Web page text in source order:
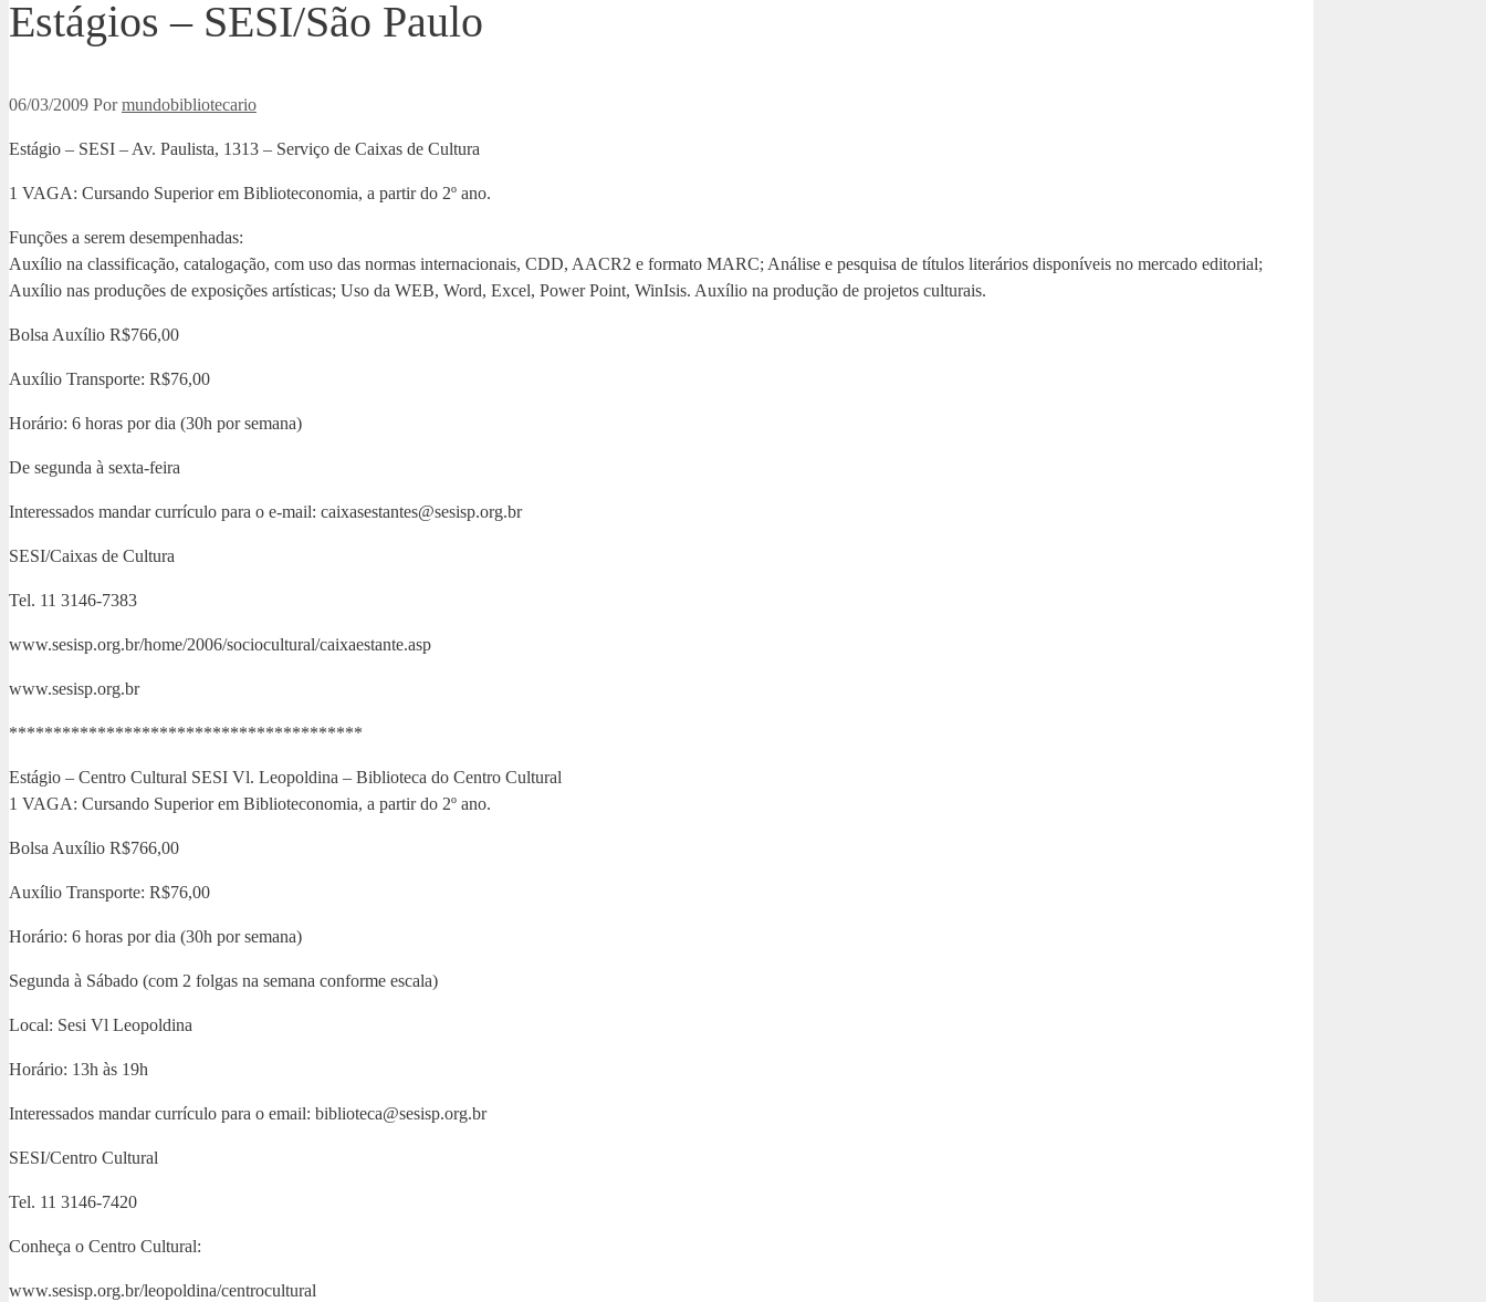
Estágios – SESI/São Paulo
06/03/2009 Pormundobibliotecario
Estágio – SESI – Av. Paulista, 1313 – Serviço de Caixas de Cultura
1 VAGA: Cursando Superior em Biblioteconomia, a partir do 2º ano.
Funções a serem desempenhadas:
Auxílio na classificação, catalogação, com uso das normas internacionais, CDD, AACR2 e formato MARC; Análise e pesquisa de títulos literários disponíveis no mercado editorial;
Auxílio nas produções de exposições artísticas; Uso da WEB, Word, Excel, Power Point, WinIsis. Auxílio na produção de projetos culturais.
Bolsa Auxílio R$766,00
Auxílio Transporte: R$76,00
Horário: 6 horas por dia (30h por semana)
De segunda à sexta-feira
Interessados mandar currículo para o e-mail: caixasestantes@sesisp.org.br
SESI/Caixas de Cultura
Tel. 11 3146-7383
www.sesisp.org.br/home/2006/sociocultural/caixaestante.asp
www.sesisp.org.br
****************************************
Estágio – Centro Cultural SESI Vl. Leopoldina – Biblioteca do Centro Cultural
1 VAGA: Cursando Superior em Biblioteconomia, a partir do 2º ano.
Bolsa Auxílio R$766,00
Auxílio Transporte: R$76,00
Horário: 6 horas por dia (30h por semana)
Segunda à Sábado (com 2 folgas na semana conforme escala)
Local: Sesi Vl Leopoldina
Horário: 13h às 19h
Interessados mandar currículo para o email: biblioteca@sesisp.org.br
SESI/Centro Cultural
Tel. 11 3146-7420
Conheça o Centro Cultural:
www.sesisp.org.br/leopoldina/centrocultural